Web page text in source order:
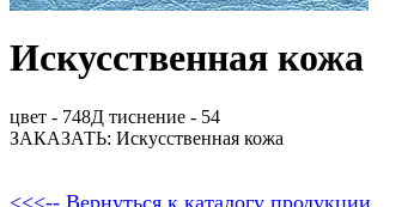
Искусственная кожа
цвет - 748Д тиснение - 54
ЗАКАЗАТЬ: Искусственная кожа
<<<-- Вернуться к каталогу продукции